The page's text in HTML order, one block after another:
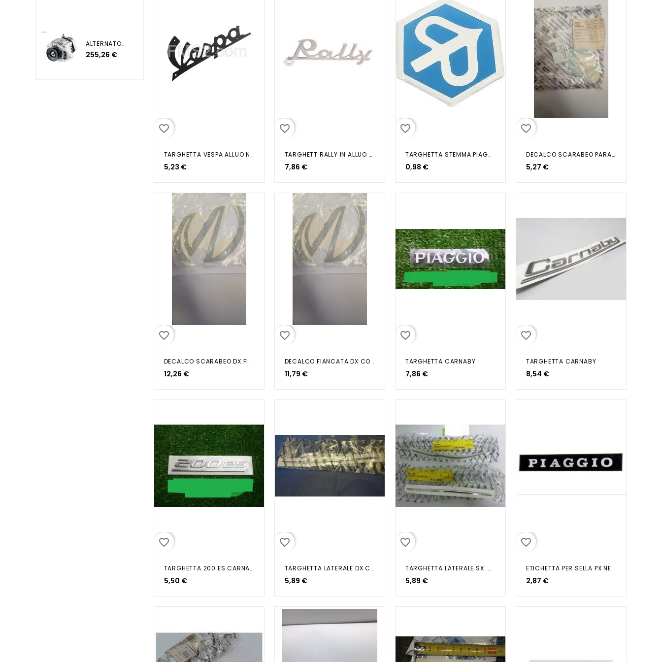
ALTERNATORE YANMAR JOHN...
255,26 €
favorite_border
TARGHETTA VESPA ALLUO NERA X...
5,23 €
favorite_border
TARGHETT RALLY IN ALLUO PER SCUDO
7,86 €
favorite_border
TARGHETTA STEMMA PIAGGIO...
0,98 €
favorite_border
DECALCO SCARABEO PARAFANGO ANTER.
5,27 €
favorite_border
DECALCO SCARABEO DX FIANCATA CODONE
12,26 €
favorite_border
DECALCO FIANCATA DX CODONE SCARABEO
11,79 €
favorite_border
TARGHETTA CARNABY
7,86 €
favorite_border
TARGHETTA CARNABY
8,54 €
favorite_border
TARGHETTA 200 ES CARNABY
5,50 €
favorite_border
TARGHETTA LATERALE DX CARNABY
5,89 €
favorite_border
TARGHETTA LATERALE SX. CARNABY
5,89 €
favorite_border
ETICHETTA PER SELLA PX NERA
2,87 €